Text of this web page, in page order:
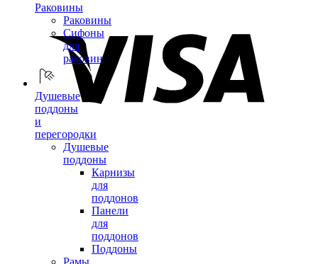
Раковины
Раковины
Сифоны
для
раковин
Душевые
поддоны
и
перегородки
Душевые
поддоны
Карнизы
для
поддонов
Панели
для
поддонов
Поддоны